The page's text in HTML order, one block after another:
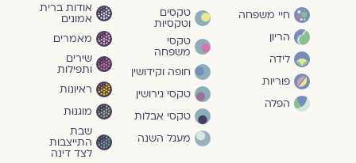
חיי משפחה
הריון
לידה
פוריות
הפלה
טקסים
וטקסיות
טקסי
משפחה
חופה וקידושין
טקסי גירושין
טקסי אבלות
מעגל השנה
אודות ברית
אמונים
מאמרים
שירים
ותפילות
ראיונות
מוגנוּת
שבת
התייצבות
לצד דינה